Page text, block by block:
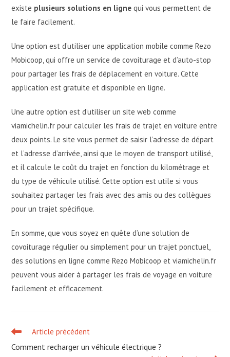
existe plusieurs solutions en ligne qui vous permettent de
le faire facilement.
Une option est d’utiliser une application mobile comme Rezo
Mobicoop, qui offre un service de covoiturage et d’auto-stop
pour partager les frais de déplacement en voiture. Cette
application est gratuite et disponible en ligne.
Une autre option est d’utiliser un site web comme
viamichelin.fr pour calculer les frais de trajet en voiture entre
deux points. Le site vous permet de saisir l’adresse de départ
et l’adresse d’arrivée, ainsi que le moyen de transport utilisé,
et il calcule le coût du trajet en fonction du kilométrage et
du type de véhicule utilisé. Cette option est utile si vous
souhaitez partager les frais avec des amis ou des collègues
pour un trajet spécifique.
En somme, que vous soyez en quête d’une solution de
covoiturage régulier ou simplement pour un trajet ponctuel,
des solutions en ligne comme Rezo Mobicoop et viamichelin.fr
peuvent vous aider à partager les frais de voyage en voiture
facilement et efficacement.
Read
articles
Article précédent
Comment recharger un véhicule électrique ?